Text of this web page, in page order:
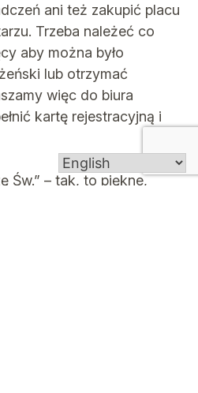
ani też zakupić placu
Trzeba należeć co
aby można było
lub otrzymać
więc do biura
kartę rejestracyjną i
Św.” – tak, to piękne,